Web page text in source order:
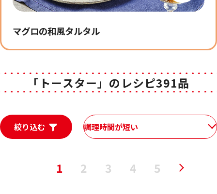
マグロの和風タルタル
「トースター」のレシピ391品
絞り込む
1 2 3 4 5
調理時間が短い